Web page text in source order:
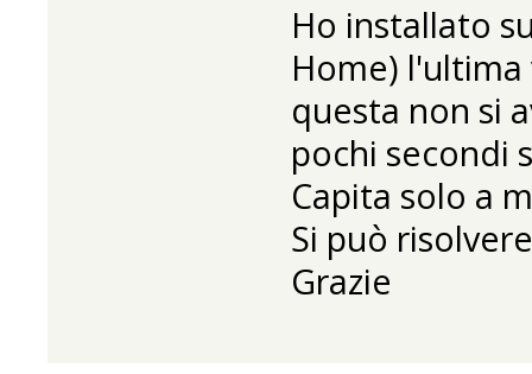
Ho installato
Home)
questa non si
pochi secondi
Capita solo a
Si può
Grazie